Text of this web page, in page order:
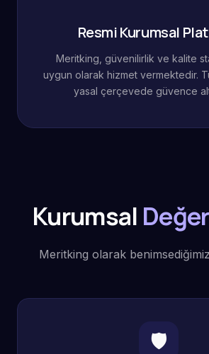
Resmi Kurumsal
Meritking, güvenilirlik ve kalite
uygun olarak hizmet vermektedir.
yasal çerçevede güvence
Kurumsal
Meritking olarak
🛡️